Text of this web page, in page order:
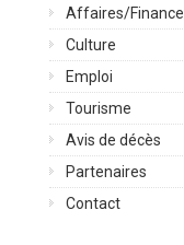
Affaires/Finance
Culture
Emploi
Tourisme
Avis de décès
Partenaires
Contact